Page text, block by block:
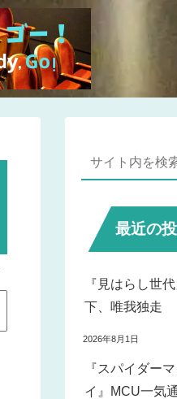
最近の
『見はらし世
下、唯我独走
2026年8月1日
『スパイダー
イ』MCU一気